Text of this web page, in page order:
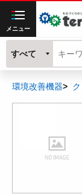
メニュー
すべて
環境改善機器